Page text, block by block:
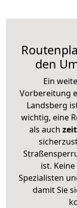
den
Ein
Vorbereitung
Landsberg
wichtig, eine
als auch
ist.
Spezialisten
damit Sie